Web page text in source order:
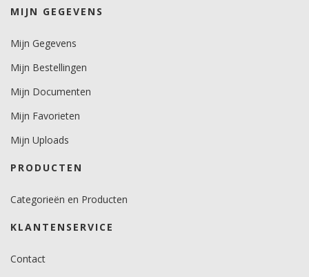
Brandveiligheidscertificaat
MIJN GEGEVENS
Mijn Gegevens
Mijn Bestellingen
Mijn Documenten
Mijn Favorieten
Mijn Uploads
PRODUCTEN
Categorieën en Producten
KLANTENSERVICE
Contact